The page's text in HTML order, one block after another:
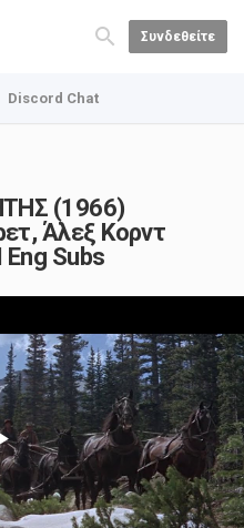
Συνδεθείτε
Discord Chat
(1966)
Άλεξ Κορντ
Subs